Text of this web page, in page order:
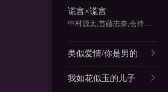
谎言×谎言
中村源太,首藤志奈,仓持若菜
类似爱情/你是男的..
我如花似玉的儿子